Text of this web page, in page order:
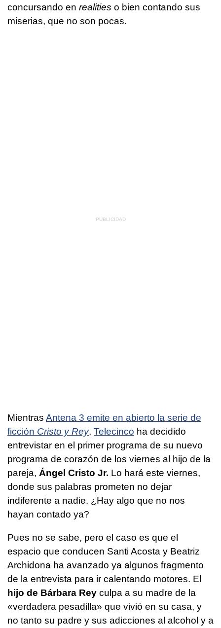
concursando en realities o bien contando sus
miserias, que no son pocas.
Mientras Antena 3 emite en abierto la serie de
ficción Cristo y Rey, Telecinco ha decidido
entrevistar en el primer programa de su nuevo
programa de corazón de los viernes al hijo de la
pareja, Ángel Cristo Jr. Lo hará este viernes,
donde sus palabras prometen no dejar
indiferente a nadie. ¿Hay algo que no nos
hayan contado ya?
Pues no se sabe, pero el caso es que el
espacio que conducen Santi Acosta y Beatriz
Archidona ha avanzado ya algunos fragmento
de la entrevista para ir calentando motores. El
hijo de Bárbara Rey culpa a su madre de la
«verdadera pesadilla» que vivió en su casa, y
no tanto su padre y sus adicciones al alcohol y a